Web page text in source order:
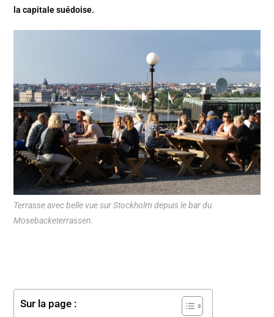
la capitale suédoise.
Terrasse avec belle vue sur Stockholm depuis le bar du
Mosebacketerrassen.
Sur la page :